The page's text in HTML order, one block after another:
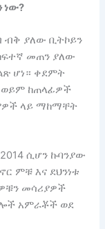
ነው?
ያለው ቢትኮይን
መጠን ያለው
ሆነ። ቀደምት
ከጠላፊዎች
ላይ ማከማቸት
ሲሆን ኩባንያው
ምቹ እና ደህንነቱ
መሳሪያዎች
አምራቾች ወደ